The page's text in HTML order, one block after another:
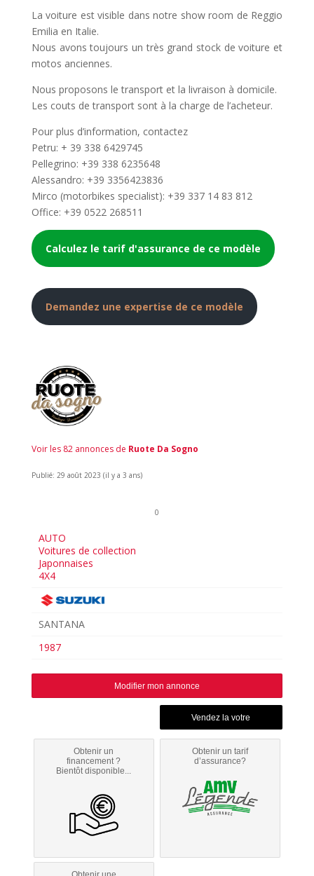
La voiture est visible dans notre show room de Reggio
Emilia en Italie.
Nous avons toujours un très grand stock de voiture et
motos anciennes.
Nous proposons le transport et la livraison à domicile.
Les couts de transport sont à la charge de l’acheteur.
Pour plus d’information, contactez
Petru: + 39 338 6429745
Pellegrino: +39 338 6235648
Alessandro: +39 3356423836
Mirco (motorbikes specialist): +39 337 14 83 812
Office: +39 0522 268511
Calculez le tarif d'assurance de ce modèle
Demandez une expertise de ce modèle
Voir les 82 annonces de Ruote Da Sogno
Publié: 29 août 2023 (il y a 3 ans)
0
AUTO
Voitures de collection
Japonnaises
4X4
SANTANA
1987
Modifier mon annonce
Obtenir un
financement ?
Bientôt disponible...
Obtenir un tarif
d’assurance?